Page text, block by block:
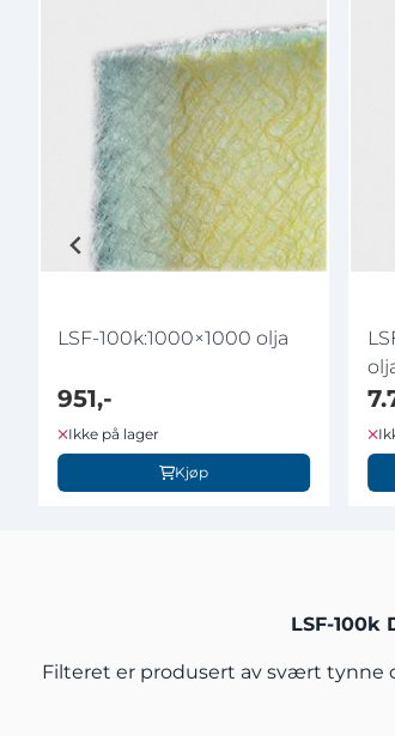
LSF-100k:1000×1000 olja
951,-
Ikke på lager
Kjøp
LSF-100k
Filteret er produsert av svært tynne